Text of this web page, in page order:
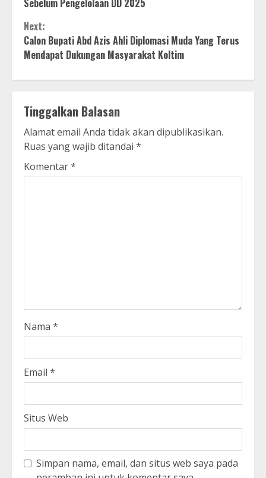
Sebelum Pengelolaan DD 2025
Next:
Calon Bupati Abd Azis Ahli Diplomasi Muda Yang Terus
Mendapat Dukungan Masyarakat Koltim
Tinggalkan Balasan
Alamat email Anda tidak akan dipublikasikan.
Ruas yang wajib ditandai *
Komentar*
Nama *
Email *
Situs Web
Simpan nama, email, dan situs web saya pada